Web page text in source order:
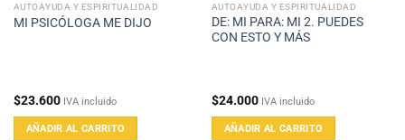
AUTOAYUDA Y ESPIRITUALIDAD
MI PSICÓLOGA ME DIJO
$23.600 IVA incluido
AÑADIR AL CARRITO
AUTOAYUDA Y ESPIRITUALIDAD
DE: MI PARA: MI 2. PUEDES
CON ESTO Y MÁS
$24.000 IVA incluido
AÑADIR AL CARRITO